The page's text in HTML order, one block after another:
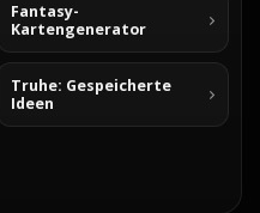
Fantasy-
Kartengenerator
Truhe: Gespeicherte
Ideen